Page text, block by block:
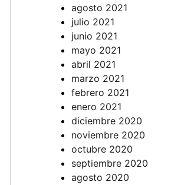
agosto 2021
julio 2021
junio 2021
mayo 2021
abril 2021
marzo 2021
febrero 2021
enero 2021
diciembre 2020
noviembre 2020
octubre 2020
septiembre 2020
agosto 2020